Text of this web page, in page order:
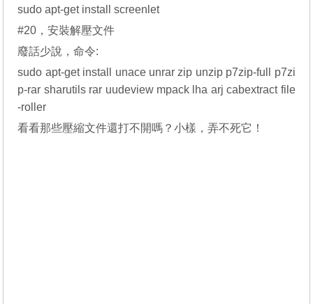
sudo apt-get install screenlet
#20，安裝解壓文件
廢話少說，命令:
sudo apt-get install unace unrar zip unzip p7zip-full p7zi
p-rar sharutils rar uudeview mpack lha arj cabextract file
-roller
看看那些壓縮文件還打不開嗎？小樣，弄不死它！